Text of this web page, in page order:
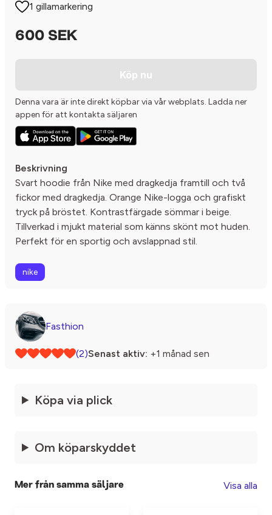
1 gillamarkering
600 SEK
Köp nu
Denna vara är inte direkt köpbar via vår webplats. Ladda ner
appen för att kontakta säljaren
Beskrivning
Svart hoodie från Nike med dragkedja framtill och två
fickor med dragkedja. Orange Nike-logga och grafiskt
tryck på bröstet. Kontrastfärgade sömmar i beige.
Tillverkad i mjukt material som känns skönt mot huden.
Perfekt för en sportig och avslappnad stil.
nike
Fasthion
(2)Senast aktiv: +1 månad sen
Köpa via plick
Om köparskyddet
Mer från samma säljare Visa alla